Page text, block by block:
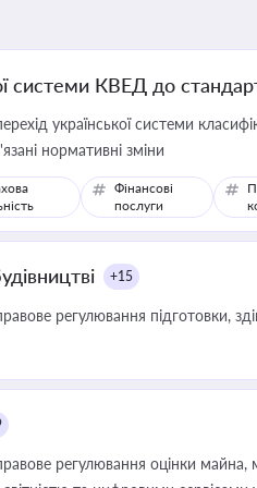
системи КВЕД до
української системи
нормативні зміни
Фінансові
послуги
+15
регулювання підготовки,
регулювання оцінки майна,